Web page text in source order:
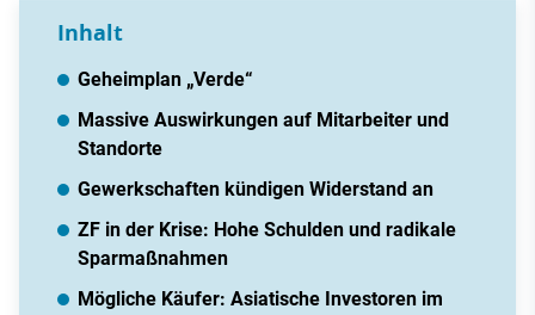
Inhalt
Geheimplan „Verde“
Massive Auswirkungen auf Mitarbeiter und
Standorte
Gewerkschaften kündigen Widerstand an
ZF in der Krise: Hohe Schulden und radikale
Sparmaßnahmen
Mögliche Käufer: Asiatische Investoren im